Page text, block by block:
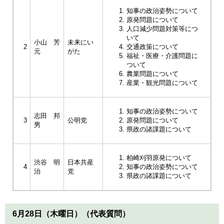
2
小山 芳
元
未来にい
がた
知事の政治姿勢について
原発問題について
人口減少問題対策等につ
いて
交通政策について
福祉・医療・介護問題に
ついて
農業問題について
産業・観光問題について
3
志田 邦
男
公明党
知事の政治姿勢について
原発問題について
県政の諸課題について
4
渋谷 明
治
日本共産
党
柏崎刈羽原発について
知事の政治姿勢について
県政の諸課題について
6月28日（木曜日）（代表質問）